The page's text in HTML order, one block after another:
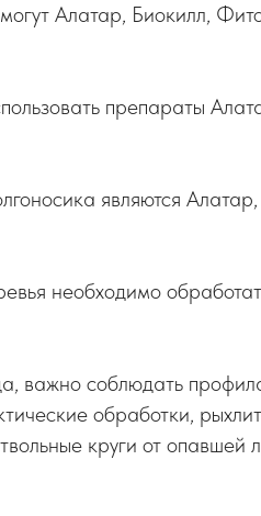
Алатар, Биокилл,
препараты
являются
необходимо
важно соблюдать
обработки,
круги от опавшей